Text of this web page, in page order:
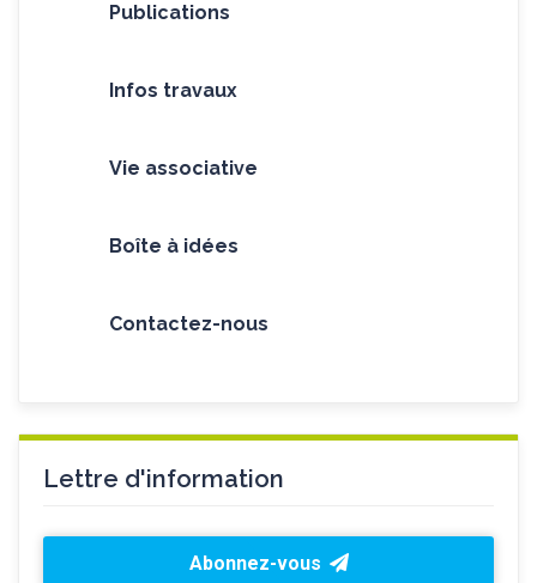
Publications
Infos travaux
Vie associative
Boîte à idées
Contactez-nous
Lettre d'information
Abonnez-vous